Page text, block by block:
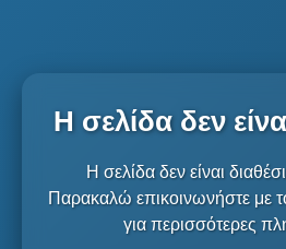
Η σελίδα δεν
Η σελίδα δεν είναι
Παρακαλώ επικοινωνήστε με
για περισσότερες